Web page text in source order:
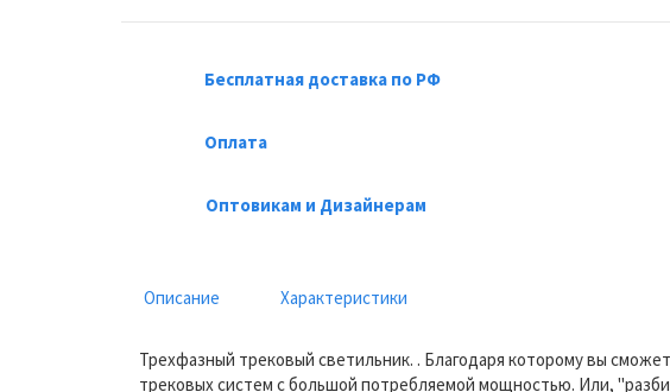
Бесплатная доставка по РФ
Оплата
Оптовикам и Дизайнерам
Описание Характеристики
Трехфазный трековый светильник. . Благодаря которому вы
трековых систем с большой потребляемой мощностью. Или,